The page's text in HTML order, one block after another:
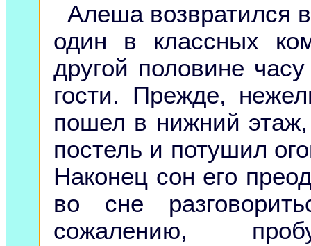
Алеша возвратился
один в классных
другой половине
гости. Прежде,
пошел в нижний
постель и потушил
Наконец сон его
во сне
сожалению,